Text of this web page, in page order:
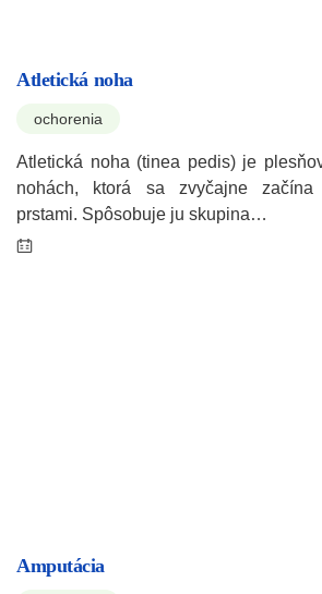
Atletická noha
ochorenia
Atletická noha (tinea pedis) je
nohách, ktorá sa zvyčajne začína
prstami. Spôsobuje ju skupina…
Amputácia